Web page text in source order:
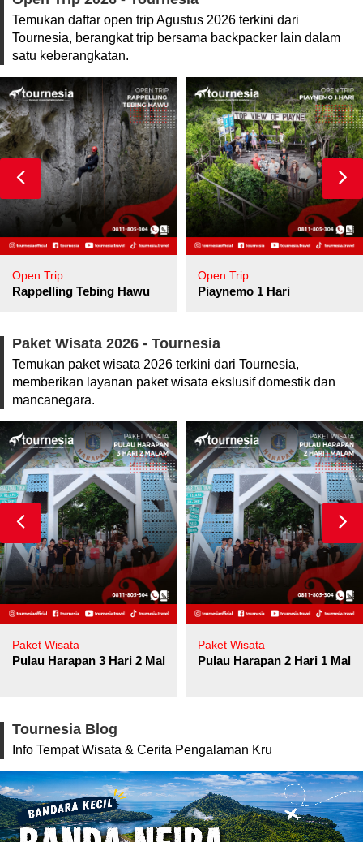
Temukan daftar open trip Agustus 2026 terkini dari
Tournesia, berangkat trip bersama backpacker lain dalam
satu keberangkatan.
Open Trip
Rappelling Tebing Hawu
Open Trip
Piaynemo 1 Hari
Paket Wisata 2026 - Tournesia
Temukan paket wisata 2026 terkini dari Tournesia,
memberikan layanan paket wisata ekslusif domestik dan
mancanegara.
Paket Wisata
Pulau Harapan 3 Hari 2 Malam
Paket Wisata
Pulau Harapan 2 Hari 1
Tournesia Blog
Info Tempat Wisata & Cerita Pengalaman Kru